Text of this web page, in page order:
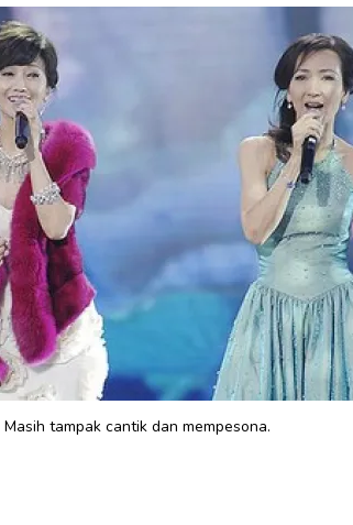
tampak cantik dan mempesona.